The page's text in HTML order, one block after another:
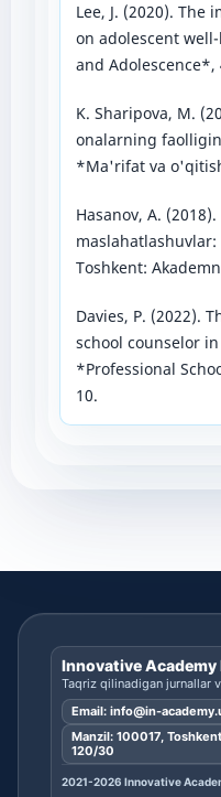
Lee, J. (2020).
on adolescent
and Adolescence*,
K. Sharipova, M.
onalarning
*Ma'rifat va
Hasanov, A.
Toshkent:
Davies, P. (2022).
school counselor
*Professional
10.
Innovative Academy
Taqriz qilinadigan jurnallar
Email: info@in-
Manzil: 100017,
120/30
2021-2026 Innovative